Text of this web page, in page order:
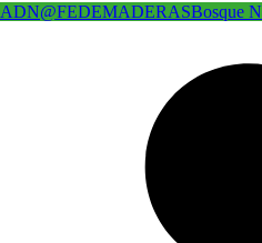
ADN@FEDEMADERASBosque